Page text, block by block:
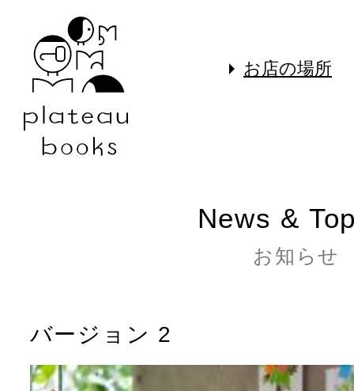
お店の場所
News &
お知らせ
バージョン 2